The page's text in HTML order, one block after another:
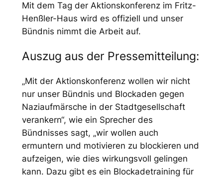
Mit dem Tag der Aktionskonferenz im Fritz-
Henßler-Haus wird es offiziell und unser
Bündnis nimmt die Arbeit auf.
Auszug aus der Pressemitteilung:
„Mit der Aktionskonferenz wollen wir nicht
nur unser Bündnis und Blockaden gegen
Naziaufmärsche in der Stadtgesellschaft
verankern“, wie ein Sprecher des
Bündnisses sagt, „wir wollen auch
ermuntern und motivieren zu blockieren und
aufzeigen, wie dies wirkungsvoll gelingen
kann. Dazu gibt es ein Blockadetraining für